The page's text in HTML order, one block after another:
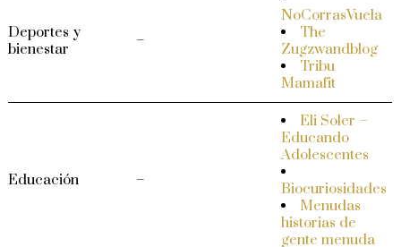
Deportes y
bienestar
–
NoCorrasVuela
The
Zugzwandblog
Tribu
Mamafit
Educación –
Eli Soler –
Educando
Adolescentes
Biocuriosidades
Menudas
historias de
gente menuda